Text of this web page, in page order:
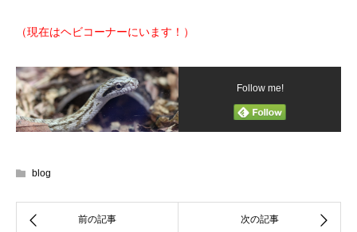
（現在はヘビコーナーにいます！）
Follow me!
blog